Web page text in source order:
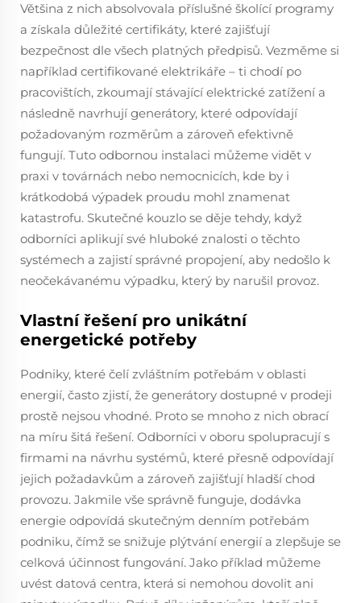
Většina z nich absolvovala příslušné školící programy
a získala důležité certifikáty, které zajišťují
bezpečnost dle všech platných předpisů. Vezměme si
například certifikované elektrikáře – ti chodí po
pracovištích, zkoumají stávající elektrické zatížení a
následně navrhují generátory, které odpovídají
požadovaným rozměrům a zároveň efektivně
fungují. Tuto odbornou instalaci můžeme vidět v
praxi v továrnách nebo nemocnicích, kde by i
krátkodobá výpadek proudu mohl znamenat
katastrofu. Skutečné kouzlo se děje tehdy, když
odborníci aplikují své hluboké znalosti o těchto
systémech a zajistí správné propojení, aby nedošlo k
neočekávanému výpadku, který by narušil provoz.
Vlastní řešení pro unikátní
energetické potřeby
Podniky, které čelí zvláštním potřebám v oblasti
energií, často zjistí, že generátory dostupné v prodeji
prostě nejsou vhodné. Proto se mnoho z nich obrací
na míru šitá řešení. Odborníci v oboru spolupracují s
firmami na návrhu systémů, které přesně odpovídají
jejich požadavkům a zároveň zajišťují hladší chod
provozu. Jakmile vše správně funguje, dodávka
energie odpovídá skutečným denním potřebám
podniku, čímž se snižuje plýtvání energií a zlepšuje se
celková účinnost fungování. Jako příklad můžeme
uvést datová centra, která si nemohou dovolit ani